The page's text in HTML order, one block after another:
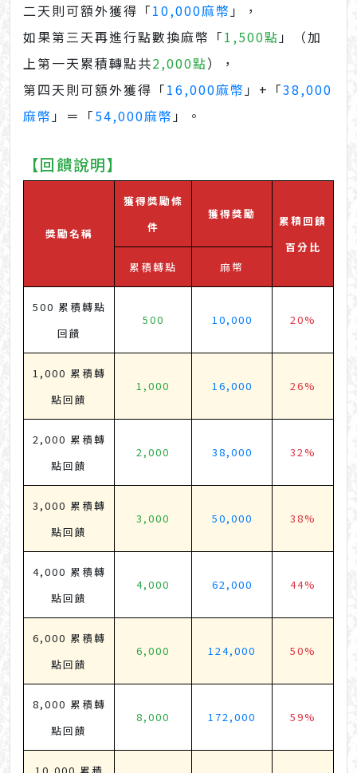
二天則可額外獲得「10,000麻幣」，
如果第三天再進行點數換麻幣「1,500點」（加
上第一天累積轉點共2,000點），
第四天則可額外獲得「16,000麻幣」+「38,000
麻幣」＝「54,000麻幣」。
【回饋說明】
獎勵名稱
獲得獎勵條
件
獲得獎勵
累積回饋
百分比
累積轉點
麻幣
500 累積轉點
回饋
500 10,000 20%
1,000 累積轉
點回饋
1,000 16,000 26%
2,000 累積轉
點回饋
2,000 38,000 32%
3,000 累積轉
點回饋
3,000 50,000 38%
4,000 累積轉
點回饋
4,000 62,000 44%
6,000 累積轉
點回饋
6,000 124,000 50%
8,000 累積轉
點回饋
8,000 172,000 59%